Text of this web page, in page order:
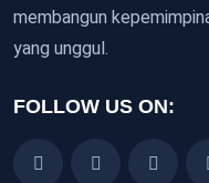
membangun
yang unggul.
FOLLOW US ON: